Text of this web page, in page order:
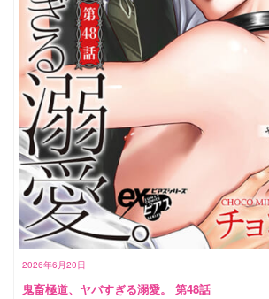
2026年6月20日
鬼畜極道、ヤバすぎる溺愛。 第48話